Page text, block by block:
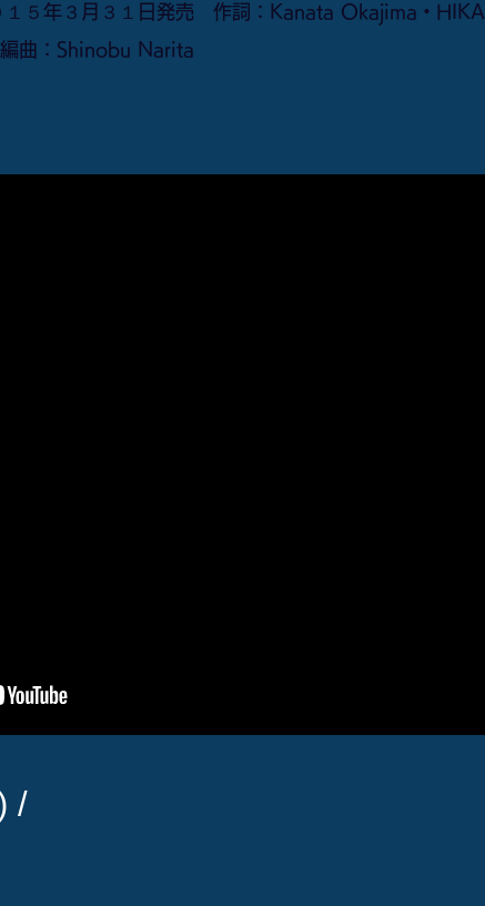
５年３月３１日発売 作詞：Kanata Okajima・
曲：Shinobu Narita
/